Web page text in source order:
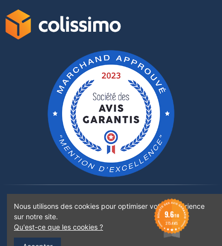
Rejoignez-nous sur :
©2022 Boticinal Pharmacie Santoni - Tous droits réservés - Images non libres de droits
Nous utilisons des cookies pour optimiser votre expérience
sur notre site.
Qu'est-ce que les cookies ?
9.6/10
275 AVIS